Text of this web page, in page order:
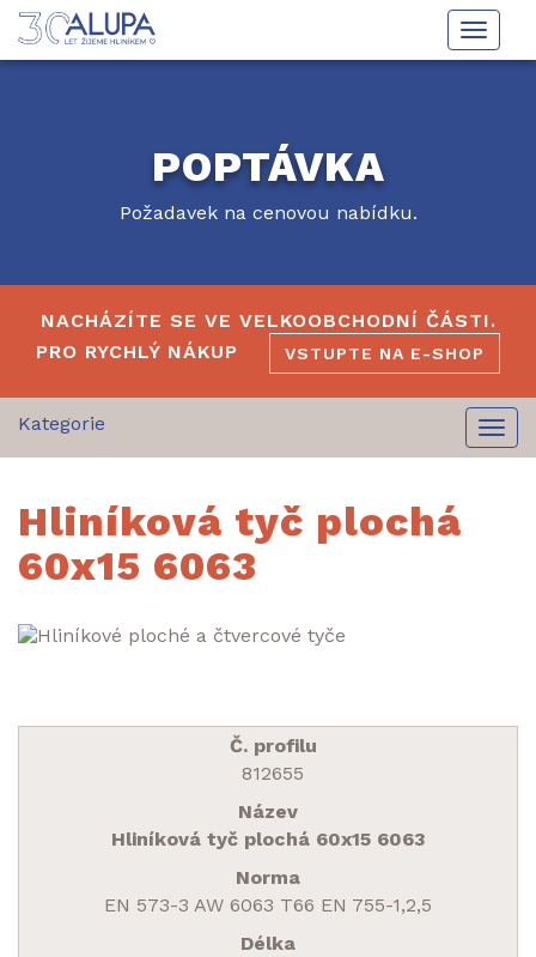
Toggle
POPTÁVKA
Požadavek na cenovou nabídku.
NACHÁZÍTE SE VE VELKOOBCHODNÍ ČÁSTI.
PRO RYCHLÝ NÁKUP
VSTUPTE NA E-SHOP
Hliníková tyč plochá
60x15 6063
812655
Hliníková tyč plochá 60x15 6063
EN 573-3 AW 6063 T66 EN 755-1,2,5